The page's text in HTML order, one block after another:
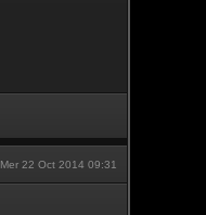
Mer 22 Oct 2014 09:31